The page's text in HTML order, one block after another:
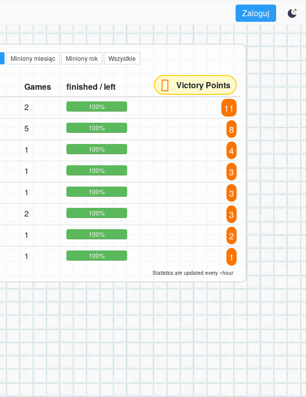
Zaloguj
Miniony miesiąc Miniony rok Wszystkie
Games finished / left
Victory Points
2 100% 11
5 100% 8
1 100% 4
1 100% 3
1 100% 3
2 100% 3
1 100% 2
1 100% 1
Statistics are updated every ~hour